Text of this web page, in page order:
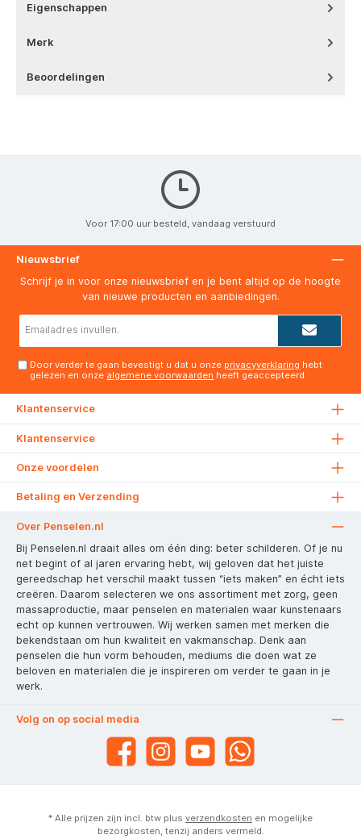
Eigenschappen
Merk
Beoordelingen
Voor 17:00 uur besteld, vandaag verstuurd
Nieuwsbrief
Schrijf je in voor onze nieuwsbrief en je bent altijd op de hoogte
van nieuwe producten en aanbiedingen.
Door verder te gaan bevestigt u dat u onze privacyverklaring hebt
gelezen en onze algemene voorwaarden heeft geaccepteerd.
Klantenservice
Klantenservice
Onze voordelen
Betaling en Verzending
Over Penselen.nl
Bij Penselen.nl draait alles om één ding: beter schilderen. Of je nu
net begint of al jaren ervaring hebt, wij geloven dat het juiste
gereedschap het verschil maakt tussen “iets maken” en écht iets
creëren. Daarom selecteren we ons assortiment met zorg, geen
massaproductie, maar penselen en materialen waar kunstenaars
echt op kunnen vertrouwen. Wij werken samen met merken die
bekendstaan om hun kwaliteit en vakmanschap. Denk aan
penselen die hun vorm behouden, mediums die doen wat ze
beloven en materialen die je inspireren om verder te gaan in je
werk.
Volg on op social media
* Alle prijzen zijn incl. btw plus verzendkosten en mogelijke
bezorgkosten, tenzij anders vermeld.